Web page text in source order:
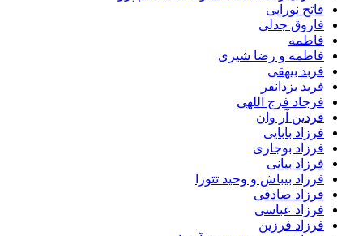
فاتح نورایی
فاروق جدلی
فاطمه
فاطمه و رضا شیری
فربد بیهقی
فربد یزدانفر
فرجاد فرج اللهی
فردین آر وان
فرزاد بابایی
فرزاد بوجاری
فرزاد بیانی
فرزاد بیباش و وحید تتورا
فرزاد صادقی
فرزاد عباسی
فرزاد فرزین